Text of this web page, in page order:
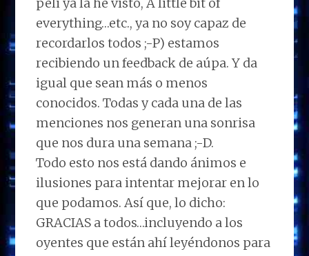
everything…etc., ya no soy capaz de
recordarlos todos ;-P) estamos
recibiendo un feedback de aúpa. Y da
igual que sean más o menos
conocidos. Todas y cada una de las
menciones nos generan una sonrisa
que nos dura una semana ;-D.
Todo esto nos está dando ánimos e
ilusiones para intentar mejorar en lo
que podamos. Así que, lo dicho:
GRACIAS a todos…incluyendo a los
oyentes que están ahí leyéndonos para